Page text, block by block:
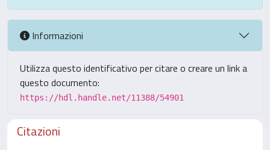
Informazioni
Utilizza questo identificativo per citare o creare un link a
questo documento:
https://hdl.handle.net/11388/54901
Citazioni